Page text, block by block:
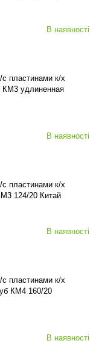
В наявності
пластинами к/х
удлиненная
В наявності
пластинами к/х
124/20 Китай
В наявності
пластинами к/х
КМ4 160/20
В наявності